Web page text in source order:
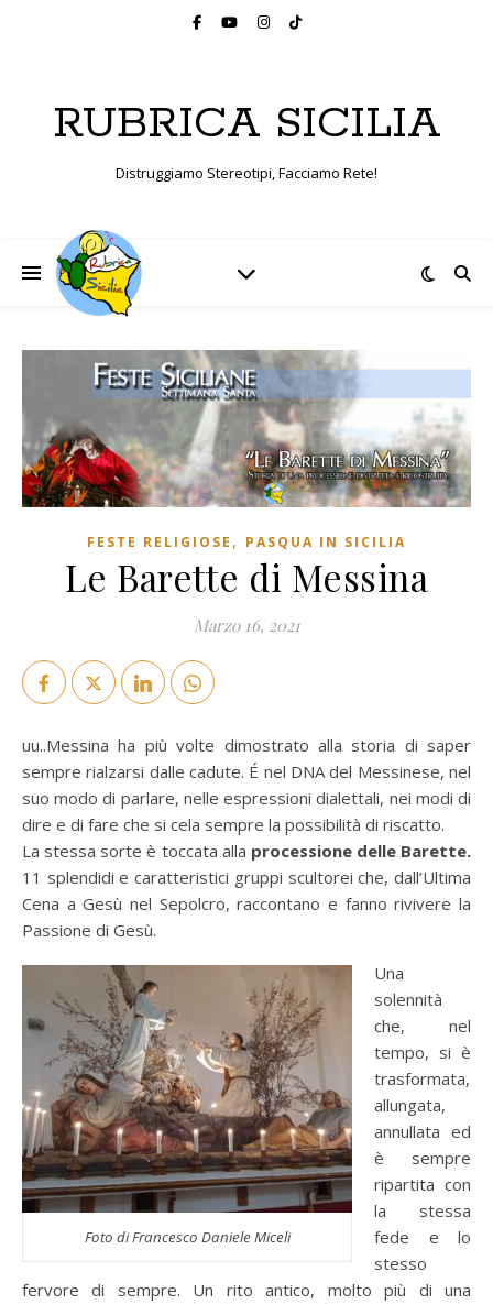
RUBRICA SICILIA
Distruggiamo Stereotipi, Facciamo Rete!
FESTE RELIGIOSE , PASQUA IN SICILIA
Le Barette di Messina
Marzo 16, 2021
uu..Messina ha più volte dimostrato alla storia di saper
sempre rialzarsi dalle cadute. É nel DNA del Messinese, nel
suo modo di parlare, nelle espressioni dialettali, nei modi di
dire e di fare che si cela sempre la possibilità di riscatto.
La stessa sorte è toccata alla processione delle Barette.
11 splendidi e caratteristici gruppi scultorei che, dall’Ultima
Cena a Gesù nel Sepolcro, raccontano e fanno rivivere la
Passione di Gesù.
Foto di Francesco Daniele Miceli
Una
solennità
che, nel
tempo, si è
trasformata,
allungata,
annullata ed
è sempre
ripartita con
la stessa
fede e lo
stesso
fervore di sempre. Un rito antico, molto più di una